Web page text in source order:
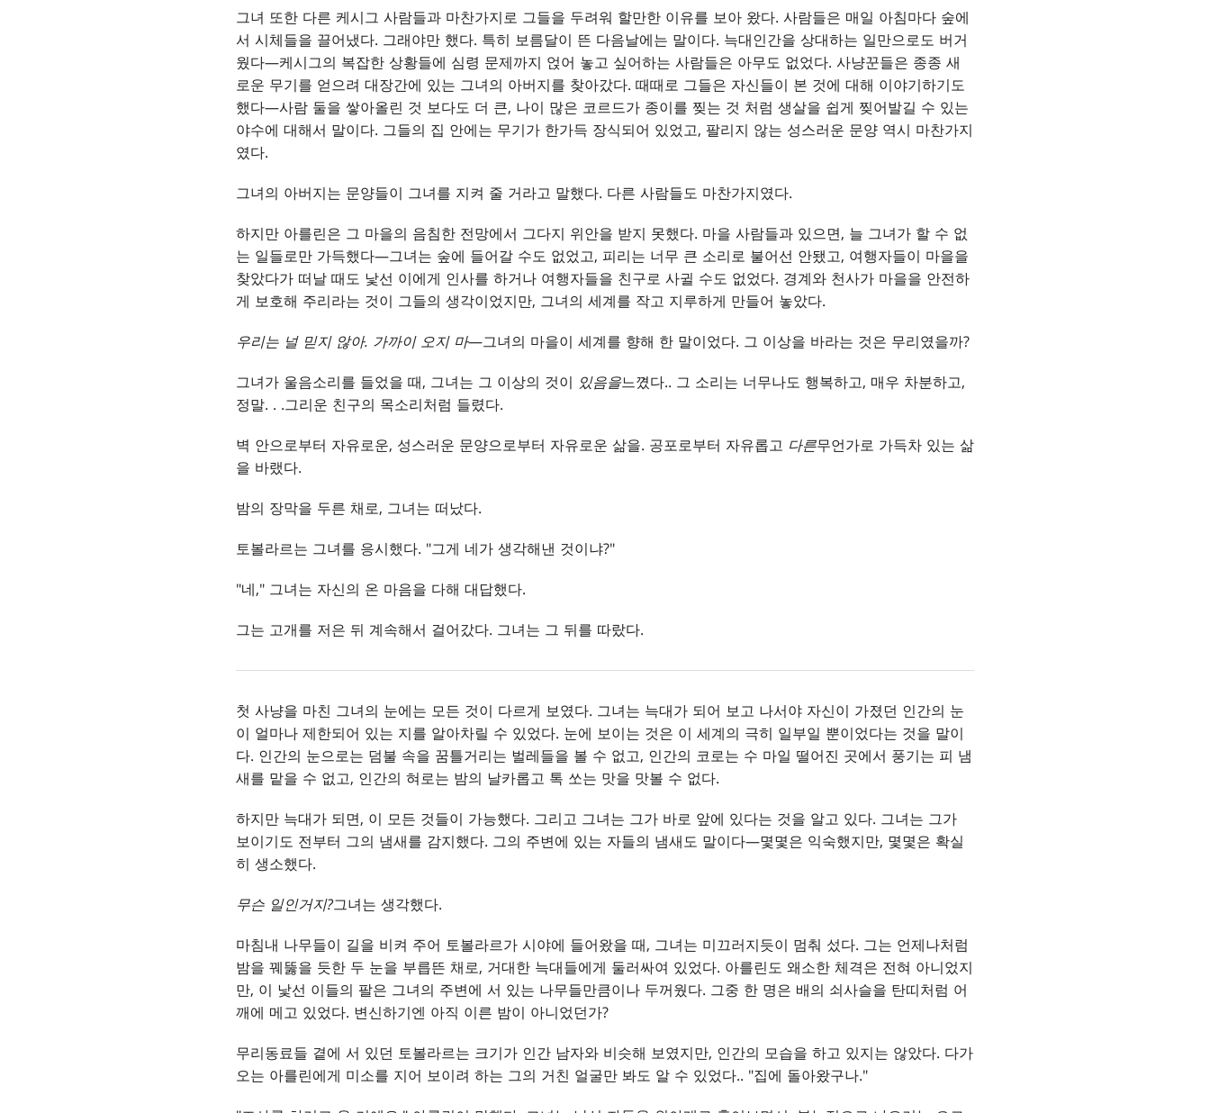
그녀 또한 다른 케시그 사람들과 마찬가지로 그들을 두려워 할만한 이유를 보아 왔다. 사람들은 매일 아침마다 숲에
서 시체들을 끌어냈다. 그래야만 했다. 특히 보름달이 뜬 다음날에는 말이다. 늑대인간을 상대하는 일만으로도 버거
웠다—케시그의 복잡한 상황들에 심령 문제까지 얹어 놓고 싶어하는 사람들은 아무도 없었다. 사냥꾼들은 종종 새
로운 무기를 얻으려 대장간에 있는 그녀의 아버지를 찾아갔다. 때때로 그들은 자신들이 본 것에 대해 이야기하기도
했다—사람 둘을 쌓아올린 것 보다도 더 큰, 나이 많은 코르드가 종이를 찢는 것 처럼 생살을 쉽게 찢어발길 수 있는
야수에 대해서 말이다. 그들의 집 안에는 무기가 한가득 장식되어 있었고, 팔리지 않는 성스러운 문양 역시 마찬가지
였다.
그녀의 아버지는 문양들이 그녀를 지켜 줄 거라고 말했다. 다른 사람들도 마찬가지였다.
하지만 아를린은 그 마을의 음침한 전망에서 그다지 위안을 받지 못했다. 마을 사람들과 있으면, 늘 그녀가 할 수 없
는 일들로만 가득했다—그녀는 숲에 들어갈 수도 없었고, 피리는 너무 큰 소리로 불어선 안됐고, 여행자들이 마을을
찾았다가 떠날 때도 낯선 이에게 인사를 하거나 여행자들을 친구로 사귈 수도 없었다. 경계와 천사가 마을을 안전하
게 보호해 주리라는 것이 그들의 생각이었지만, 그녀의 세계를 작고 지루하게 만들어 놓았다.
우리는 널 믿지 않아. 가까이 오지 마—그녀의 마을이 세계를 향해 한 말이었다. 그 이상을 바라는 것은 무리였을까?
그녀가 울음소리를 들었을 때, 그녀는 그 이상의 것이 있음을느꼈다.. 그 소리는 너무나도 행복하고, 매우 차분하고,
정말. . .그리운 친구의 목소리처럼 들렸다.
벽 안으로부터 자유로운, 성스러운 문양으로부터 자유로운 삶을. 공포로부터 자유롭고 다른무언가로 가득차 있는 삶
을 바랬다.
밤의 장막을 두른 채로, 그녀는 떠났다.
토볼라르는 그녀를 응시했다. "그게 네가 생각해낸 것이냐?"
"네," 그녀는 자신의 온 마음을 다해 대답했다.
그는 고개를 저은 뒤 계속해서 걸어갔다. 그녀는 그 뒤를 따랐다.
첫 사냥을 마친 그녀의 눈에는 모든 것이 다르게 보였다. 그녀는 늑대가 되어 보고 나서야 자신이 가졌던 인간의 눈
이 얼마나 제한되어 있는 지를 알아차릴 수 있었다. 눈에 보이는 것은 이 세계의 극히 일부일 뿐이었다는 것을 말이
다. 인간의 눈으로는 덤불 속을 꿈틀거리는 벌레들을 볼 수 없고, 인간의 코로는 수 마일 떨어진 곳에서 풍기는 피 냄
새를 맡을 수 없고, 인간의 혀로는 밤의 날카롭고 톡 쏘는 맛을 맛볼 수 없다.
하지만 늑대가 되면, 이 모든 것들이 가능했다. 그리고 그녀는 그가 바로 앞에 있다는 것을 알고 있다. 그녀는 그가
보이기도 전부터 그의 냄새를 감지했다. 그의 주변에 있는 자들의 냄새도 말이다—몇몇은 익숙했지만, 몇몇은 확실
히 생소했다.
무슨 일인거지?그녀는 생각했다.
마침내 나무들이 길을 비켜 주어 토볼라르가 시야에 들어왔을 때, 그녀는 미끄러지듯이 멈춰 섰다. 그는 언제나처럼
밤을 꿰뚫을 듯한 두 눈을 부릅뜬 채로, 거대한 늑대들에게 둘러싸여 있었다. 아를린도 왜소한 체격은 전혀 아니었지
만, 이 낯선 이들의 팔은 그녀의 주변에 서 있는 나무들만큼이나 두꺼웠다. 그중 한 명은 배의 쇠사슬을 탄띠처럼 어
깨에 메고 있었다. 변신하기엔 아직 이른 밤이 아니었던가?
무리동료들 곁에 서 있던 토볼라르는 크기가 인간 남자와 비슷해 보였지만, 인간의 모습을 하고 있지는 않았다. 다가
오는 아를린에게 미소를 지어 보이려 하는 그의 거친 얼굴만 봐도 알 수 있었다.. "집에 돌아왔구나."